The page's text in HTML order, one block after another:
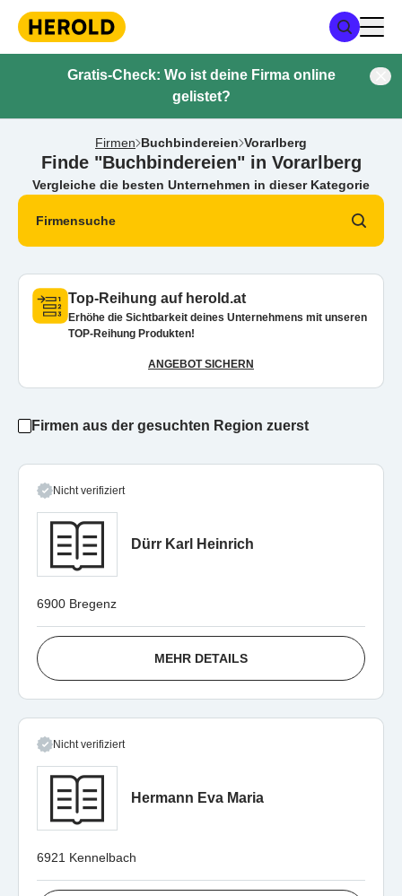
Gratis-Check: Wo ist deine Firma online
gelistet?
Firmen Buchbindereien Vorarlberg
Finde "Buchbindereien" in Vorarlberg
Vergleiche die besten Unternehmen in dieser Kategorie
Firmensuche
Top-Reihung auf herold.at
Erhöhe die Sichtbarkeit deines Unternehmens mit unseren
TOP-Reihung Produkten!
ANGEBOT SICHERN
Firmen aus der gesuchten Region zuerst
Nicht verifiziert
Dürr Karl Heinrich
6900 Bregenz
MEHR DETAILS
Nicht verifiziert
Hermann Eva Maria
6921 Kennelbach